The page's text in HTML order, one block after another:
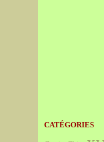
CATÉGORIES